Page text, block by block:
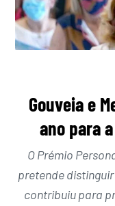
Gouveia e
ano para
O Prémio
pretende
contribuiu para